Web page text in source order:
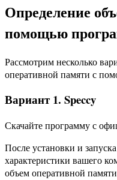
Определение
помощью
Рассмотрим несколько
оперативной памяти с
Вариант 1. Speccy
Скачайте программу с
После установки и
характеристики вашего
объем оперативной